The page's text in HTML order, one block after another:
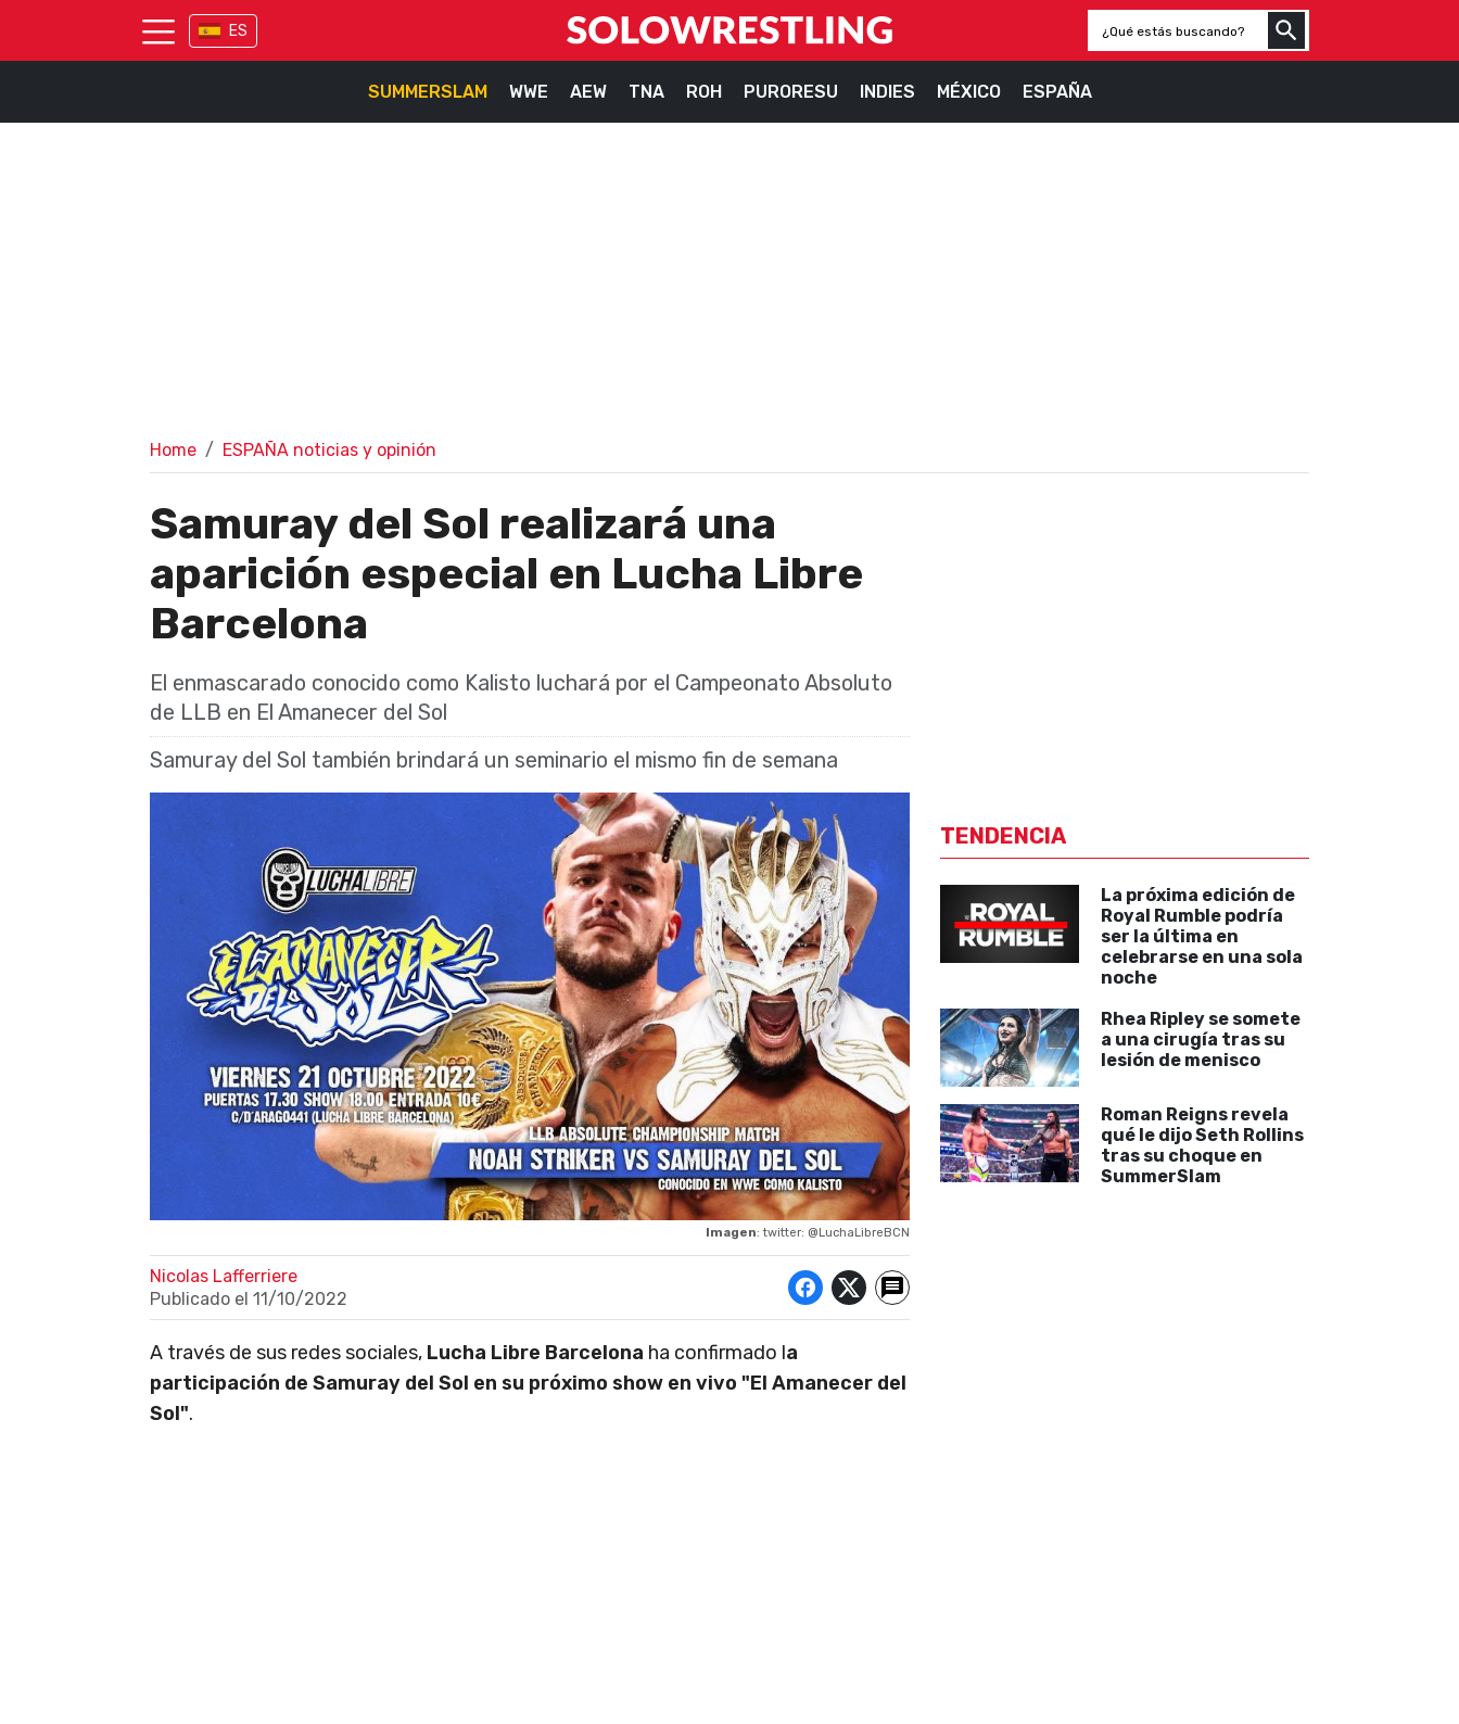
ES
SUMMERSLAM WWE AEW TNA ROH PURORESU INDIES MÉXICO ESPAÑA
Home ESPAÑA noticias y opinión
Samuray del Sol realizará una
aparición especial en Lucha Libre
Barcelona
El enmascarado conocido como Kalisto luchará por el Campeonato Absoluto
de LLB en El Amanecer del Sol
Samuray del Sol también brindará un seminario el mismo fin de semana
Imagen: twitter: @LuchaLibreBCN
Nicolas Lafferriere
Publicado el 11/10/2022
A través de sus redes sociales, Lucha Libre Barcelona ha confirmado la
participación de Samuray del Sol en su próximo show en vivo "El Amanecer del
Sol".
TENDENCIA
La próxima edición de
Royal Rumble podría
ser la última en
celebrarse en una sola
noche
Rhea Ripley se somete
a una cirugía tras su
lesión de menisco
Roman Reigns revela
qué le dijo Seth Rollins
tras su choque en
SummerSlam